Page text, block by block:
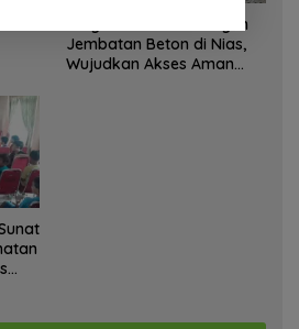
Satgas Bakti TNI Bangun
Jembatan Beton di Nias,
Wujudkan Akses Aman